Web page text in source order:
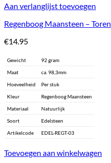
Aan verlanglijst toevoegen
Regenboog Maansteen – Toren
€14.95
Gewicht
92 gram
Maat
ca. 98,3mm
Hoeveelheid
Per stuk
Kleur
Regenboog Maansteen
Materiaal
Natuurlijk
Soort
Edelsteen
Artikelcode
EDEL-REGT-03
Toevoegen aan winkelwagen